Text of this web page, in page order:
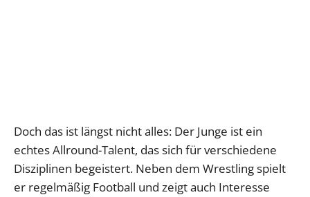
Doch das ist längst nicht alles: Der Junge ist ein
echtes Allround-Talent, das sich für verschiedene
Disziplinen begeistert. Neben dem Wrestling spielt
er regelmäßig Football und zeigt auch Interesse